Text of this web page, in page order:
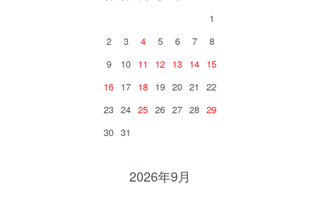
1
2
3 4 5 6 7
8
9
10 11 12 13 14 15
16 17 18 19 20 21
22
23 24 25 26 27 28 29
30 31
2026年9月